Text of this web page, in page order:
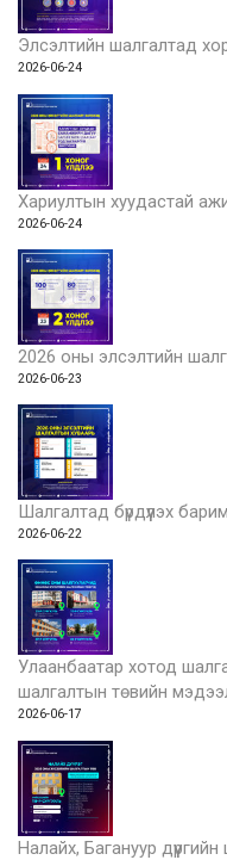
Элсэлтийн шалгалтад
2026-06-24
Хариултын хуудастай
2026-06-24
2026 оны элсэлтийн
2026-06-23
Шалгалтад бүрдүүлэх
2026-06-22
Улаанбаатар хотод
шалгалтын төвийн
2026-06-17
Налайх, Багануур